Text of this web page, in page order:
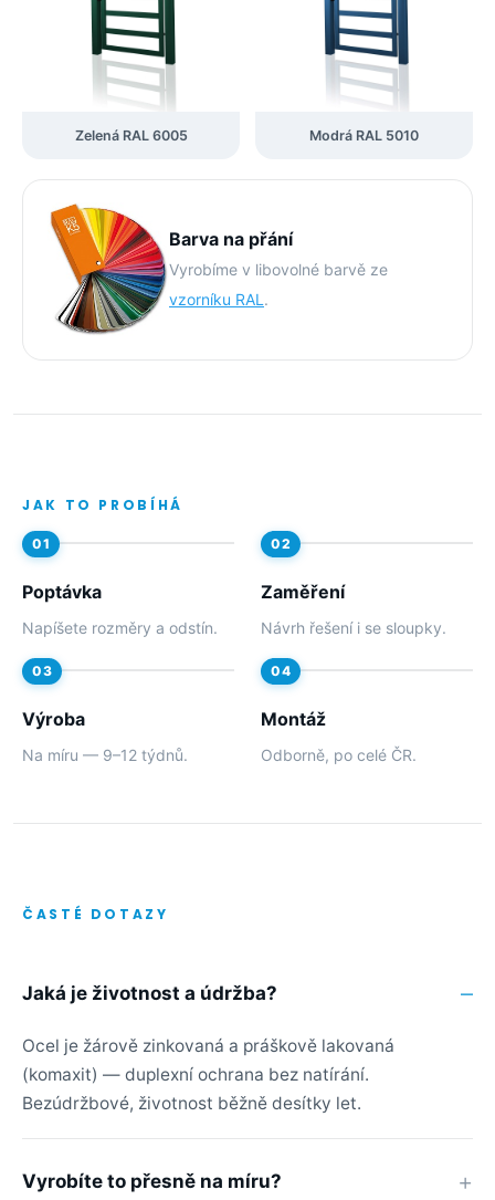
Zelená RAL 6005 Modrá RAL 5010
Barva na přání
Vyrobíme v libovolné barvě ze
vzorníku RAL .
JAK TO PROBÍHÁ
Poptávka
Napíšete rozměry a odstín.
Zaměření
Návrh řešení i se sloupky.
Výroba
Na míru — 9–12 týdnů.
Montáž
Odborně, po celé ČR.
ČASTÉ DOTAZY
Jaká je životnost a údržba?
Ocel je žárově zinkovaná a práškově lakovaná
(komaxit) — duplexní ochrana bez natírání.
Bezúdržbové, životnost běžně desítky let.
Vyrobíte to přesně na míru?